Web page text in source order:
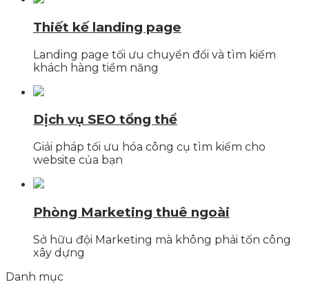
Thiết kế landing page
Landing page tối ưu chuyển đổi và tìm kiếm
khách hàng tiềm năng
Dịch vụ SEO tổng thể
Giải pháp tối ưu hóa công cụ tìm kiếm cho
website của bạn
Phòng Marketing thuê ngoài
Sở hữu đội Marketing mà không phải tốn công
xây dựng
Danh mục